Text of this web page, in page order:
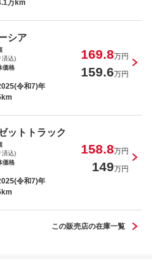
万km
シア
済込)
169.8万円
価格
159.6万円
令和7)年
ットトラック
済込)
158.8万円
価格
149万円
令和7)年
この販売店の在庫一覧